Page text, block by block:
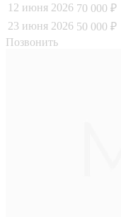
12 июня 2026 70 000 ₽
23 июня 2026 50 000 ₽
Позвонить